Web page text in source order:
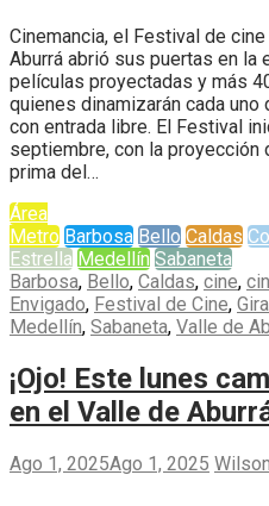
Cinemancia, el Festival de
Aburrá abrió sus puertas en la
películas proyectadas y más
quienes dinamizarán cada
con entrada libre. El Festival
septiembre, con la proyección
prima del…
Área
Metro Barbosa Bello Caldas
Estrella Medellín Sabaneta
Barbosa, Bello, Caldas, cine,
Envigado, Festival de Cine,
Medellín, Sabaneta, Valle de
¡Ojo! Este lunes
en el Valle de
Ago 1, 2025Ago 1, 2025